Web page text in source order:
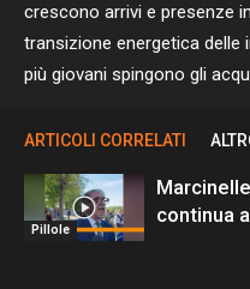
crescono arrivi e presenze
transizione energetica delle
più giovani spingono gli
ARTICOLI CORRELATI
Pillole
continua